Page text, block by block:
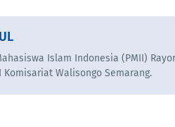
Islam Indonesia (PMII)
Komisariat Walisongo Semarang.